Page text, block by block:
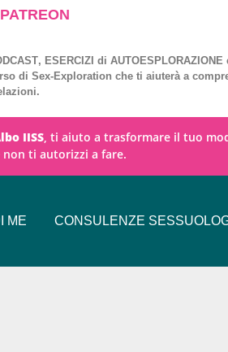
, ESERCIZI di AUTOESPLORAZIONE
di Sex-Exploration che ti aiuterà a
IISS, ti aiuto a trasformare il tuo
non ti autorizzi a fare.
ME CONSULENZE